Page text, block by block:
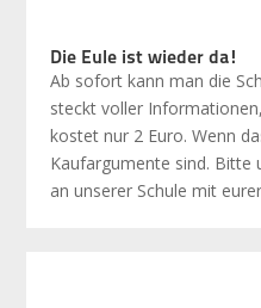
Die Eule ist wieder da!
Ab sofort kann man die
steckt voller
kostet nur 2 Euro. Wenn
Kaufargumente sind. Bitte
an unserer Schule mit